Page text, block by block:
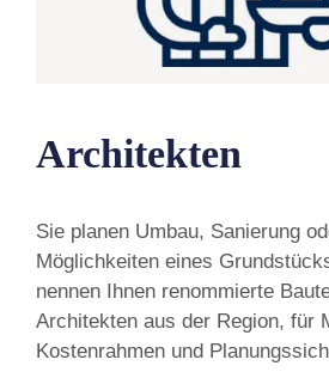
Architekten
Sie planen Umbau, Sanierung
Möglichkeiten eines
nennen Ihnen renommierte
Architekten aus der Region, für
Kostenrahmen und